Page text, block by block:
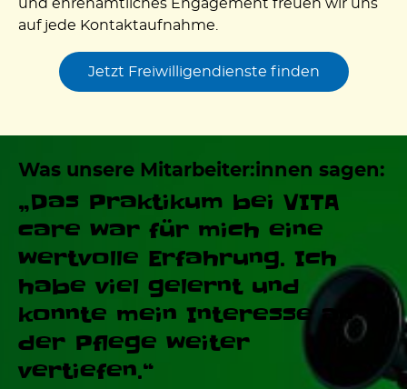
und ehrenamtliches Engagement freuen wir uns
auf jede Kontaktaufnahme.
Jetzt Freiwilligendienste finden
Was unsere Mitarbeiter:innen sagen:
„Das Praktikum bei VITA
care war für mich eine
wertvolle Erfahrung. Ich
habe viel gelernt und
konnte mein Interesse an
der Pﬂege weiter
vertiefen.“